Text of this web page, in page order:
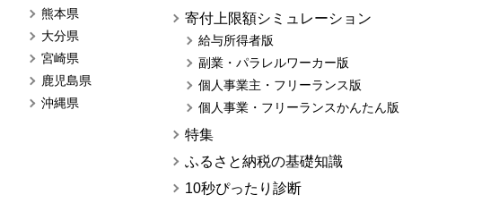
熊本県
大分県
宮崎県
鹿児島県
沖縄県
寄付上限額シミュレーション
給与所得者版
副業・パラレルワーカー版
個人事業主・フリーランス版
個人事業・フリーランスかんたん版
特集
ふるさと納税の基礎知識
10秒ぴったり診断